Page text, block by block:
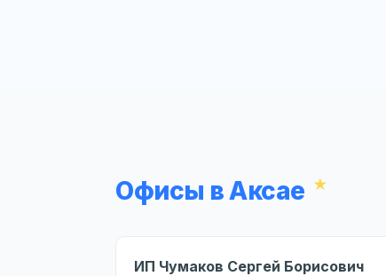
Офисы в Аксае
ИП Чумаков Сергей Борисович